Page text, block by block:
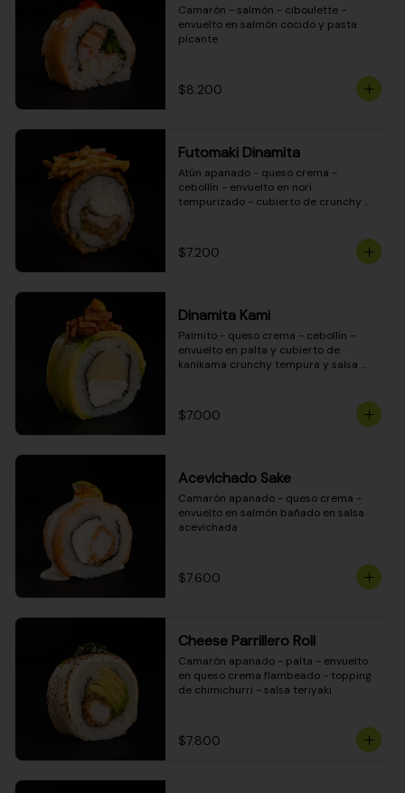
Camarón - salmón - ciboulette -
envuelto en salmón cocido y pasta
picante
$8.200
Futomaki Dinamita
Atún apanado - queso crema -
cebollín - envuelto en nori
tempurizado - cubierto de crunchy
$7.200
Dinamita Kami
Palmito - queso crema - cebollín -
envuelto en palta y cubierto de
kanikama crunchy tempura y salsa
$7.000
Acevichado Sake
Camarón apanado - queso crema -
envuelto en salmón bañado en salsa
acevichada
$7.600
Cheese Parrillero Roll
Camarón apanado - palta - envuelto
en queso crema flambeado - topping
de chimichurri - salsa teriyaki
$7.800